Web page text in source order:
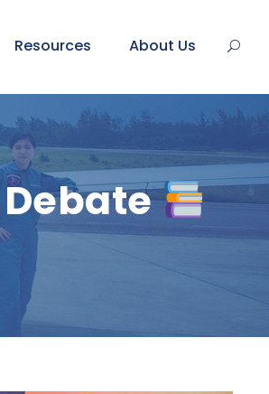
Resources About Us
Debate